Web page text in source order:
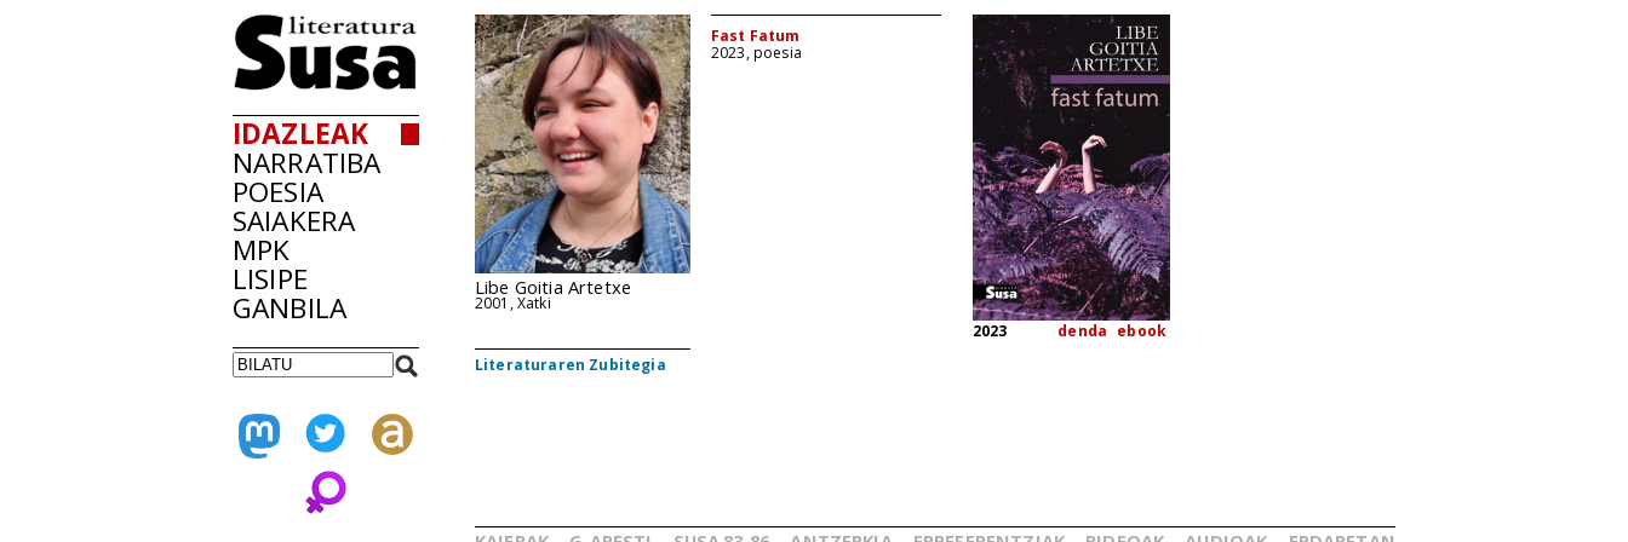
IDAZLEAK
NARRATIBA
POESIA
SAIAKERA
MPK
LISIPE
GANBILA
Libe Goitia Artetxe
2001, Xatki
Literaturaren Zubitegia
Fast Fatum
2023, poesia
denda ebook
2023